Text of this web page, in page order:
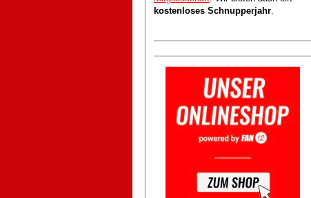
kostenloses Schnupperjahr.